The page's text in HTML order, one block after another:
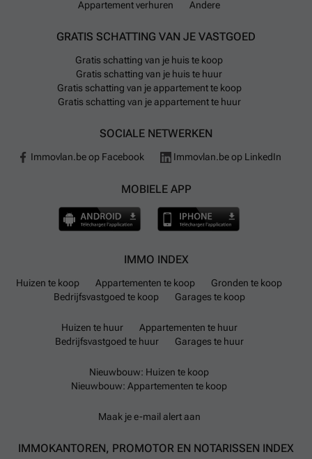
Appartement verhuren
Andere
GRATIS SCHATTING VAN JE VASTGOED
Gratis schatting van je huis te koop
Gratis schatting van je huis te huur
Gratis schatting van je appartement te koop
Gratis schatting van je appartement te huur
SOCIALE NETWERKEN
Immovlan.be op Facebook Immovlan.be op LinkedIn
MOBIELE APP
IMMO INDEX
Huizen te koop Appartementen te koop
Gronden te koop
Bedrijfsvastgoed te koop
Garages te koop
Huizen te huur
Appartementen te huur
Bedrijfsvastgoed te huur
Garages te huur
Nieuwbouw: Huizen te koop
Nieuwbouw: Appartementen te koop
Maak je e-mail alert aan
IMMOKANTOREN, PROMOTOR EN NOTARISSEN INDEX